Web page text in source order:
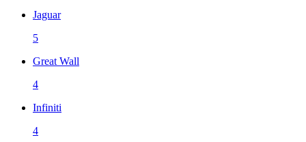
Jaguar
5
Great Wall
4
Infiniti
4